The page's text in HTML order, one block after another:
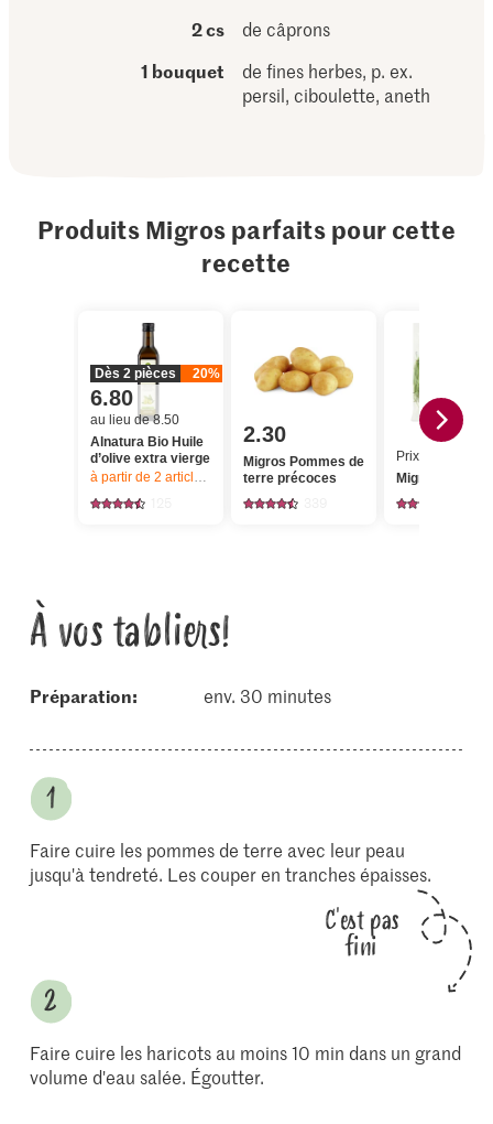
2 cs
de câprons
1 bouquet
de fines herbes, p. ex.
persil, ciboulette, aneth
Produits Migros parfaits pour cette
recette
Dès 2 pièces 20%
6.80
au lieu de 8.50
Alnatura Bio Huile
d’olive extra vierge
à partir de 2 articles, Offre valable du 6.8 au 12.8.2026, jusqu’à
2.30
Migros Pommes de
terre précoces
Prix du jour
Migros
À vos tabliers!
Préparation: env. 30 minutes
Faire cuire les pommes de terre avec leur peau
jusqu'à tendreté. Les couper en tranches épaisses.
C'est pas
fini
Faire cuire les haricots au moins 10 min dans un grand
volume d'eau salée. Égoutter.